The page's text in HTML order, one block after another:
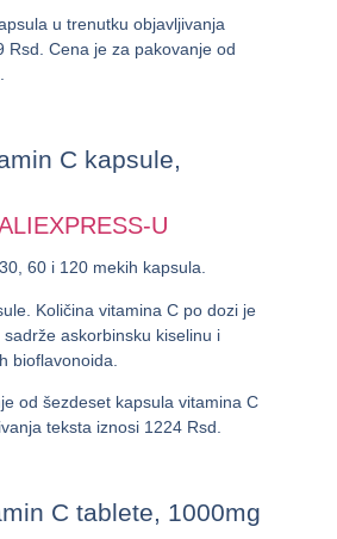
u trenutku objavljivanja
Rsd. Cena je za pakovanje od
C kapsule,
U
60 i 120 mekih kapsula.
Količina vitamina C po dozi je
askorbinsku kiselinu i
bioflavonoida.
od šezdeset kapsula vitamina C
teksta iznosi 1224 Rsd.
C tablete, 1000mg